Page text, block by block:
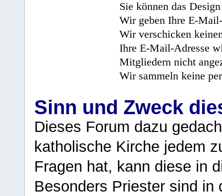
Sie können das
Wir geben Ihre E-
Wir verschicken
Ihre E-Mail-Adresse
Mitgliedern nicht
Wir sammeln keine
Sinn und Zweck
Dieses Forum dazu
katholische Kirche jedem
Fragen hat, kann diese in
Besonders Priester sind in